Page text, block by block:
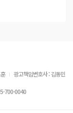
광고책임변호사 : 김동민
700-0040